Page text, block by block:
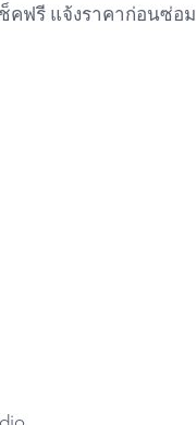
คฟรี แจ้งราคาก่อนซ่อม